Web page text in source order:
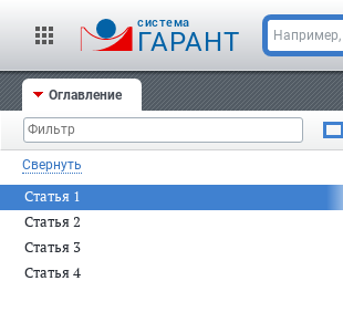
cистема
ГАРАНТ Например,
Оглавление
Свернуть
Статья 1
Статья 2
Статья 3
Статья 4